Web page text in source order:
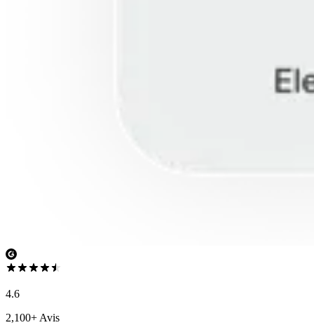
4.6
2,100+ Avis